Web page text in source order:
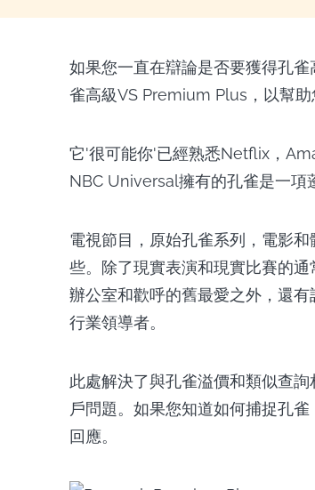
如果您一直在辯論是否要獲得孔
雀高級VS Premium Plus，以幫助
它'很可能你'已經熟悉Netflix，
NBC Universal擁有的孔雀是一項
電視節目，原始孔雀系列，電影
些。除了現實表演和現實比賽的
辦公室和歡呼的舊最愛之外，還
行業領導者。
此處解決了與孔雀溢價和類似查
戶問題。如果您知道如何捕捉孔
回應。